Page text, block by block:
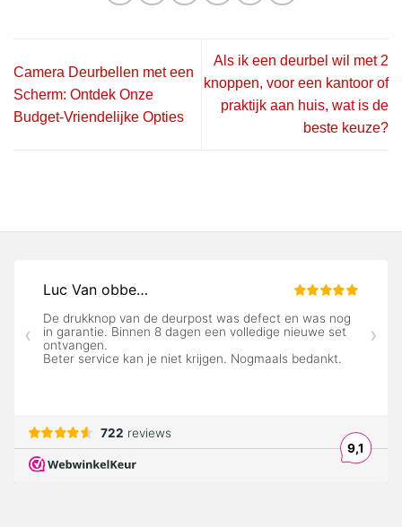
Camera Deurbellen met een
Scherm: Ontdek Onze
Budget-Vriendelijke Opties
Als ik een deurbel wil met 2
knoppen, voor een kantoor of
praktijk aan huis, wat is de
beste keuze?